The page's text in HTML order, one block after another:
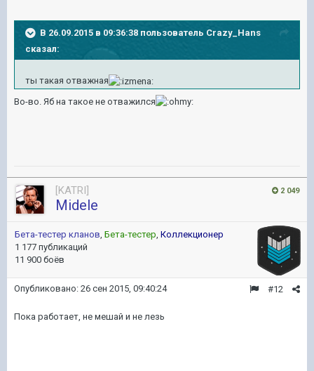
В 26.09.2015 в 09:36:38 пользователь Crazy_Hans
сказал:
ты такая отважная
Во-во. Яб на такое не отважился
2 049
[KATRI]
Midele
Бета-тестер кланов, Бета-тестер, Коллекционер
1 177 публикаций
11 900 боёв
#12
Опубликовано: 26 сен 2015, 09:40:24
Пока работает, не мешай и не лезь